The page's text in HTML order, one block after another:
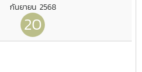
กันยายน 2568
20